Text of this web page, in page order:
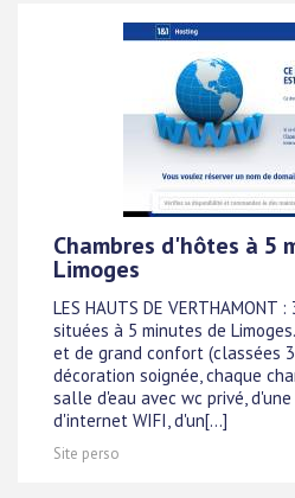
Chambres d'hôtes à 5
Limoges
LES HAUTS DE VERTHAMONT
situées à 5 minutes de
et de grand confort (classées 3
décoration soignée, chaque
salle d'eau avec wc privé,
d'internet WIFI, d'un[...]
Site perso